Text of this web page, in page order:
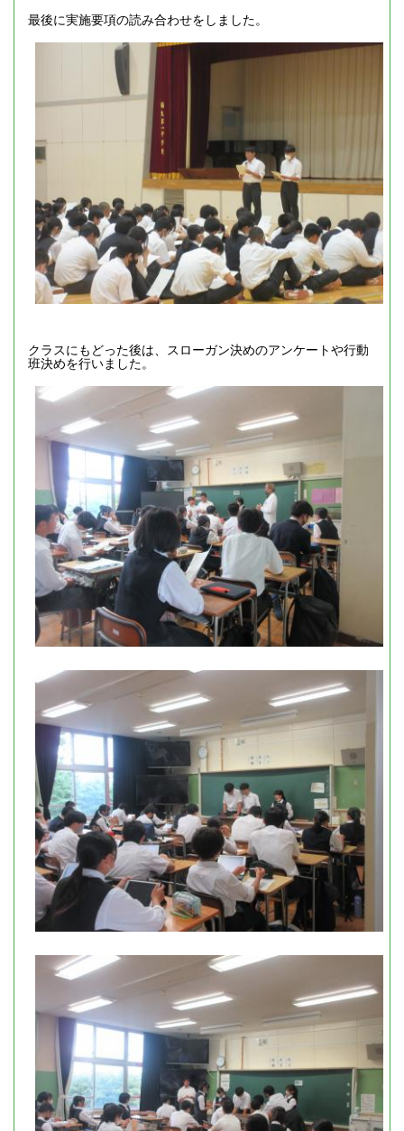
最後に実施要項の読み合わせをしました。
クラスにもどった後は、スローガン決めのアンケートや行動
班決めを行いました。